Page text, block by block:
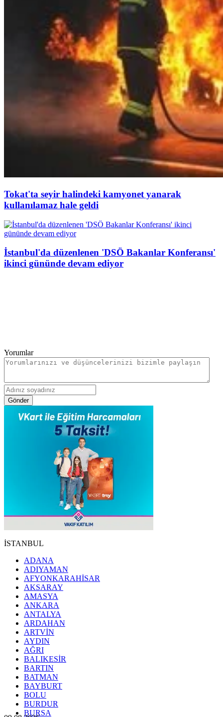
Tokat'ta seyir halindeki kamyonet yanarak
kullanılamaz hale geldi
İstanbul'da düzenlenen 'DSÖ Bakanlar Konferansı'
ikinci gününde devam ediyor
Yorumlar
Gönder
İSTANBUL
ADANA
ADIYAMAN
AFYONKARAHİSAR
AKSARAY
AMASYA
ANKARA
ANTALYA
ARDAHAN
ARTVİN
AYDIN
AĞRI
BALIKESİR
BARTIN
BATMAN
BAYBURT
BOLU
BURDUR
BURSA